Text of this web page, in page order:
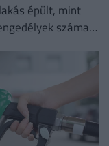
épült, mint
száma